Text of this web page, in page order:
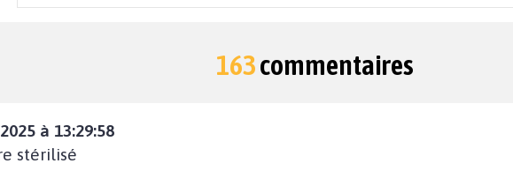
163commentaires
à 13:29:58
stérilisé